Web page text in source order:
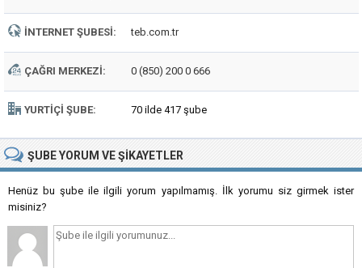
İNTERNET ŞUBESI: teb.com.tr
ÇAĞRI MERKEZI: 0 (850) 200 0 666
YURTIÇI ŞUBE: 70 ilde 417 şube
ŞUBEYORUM VE ŞIKAYETLER
Henüz bu şube ile ilgili yorum yapılmamış. İlk yorumu siz girmek ister
misiniz?